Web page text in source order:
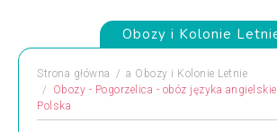
Obozy i Kolonie
Strona główna a Obozy i Kolonie Letnie
Obozy - Pogorzelica - obóz języka
Polska